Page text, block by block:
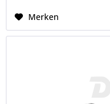
Merken